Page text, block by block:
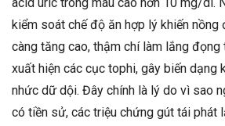
kiểm soát chế độ ăn hợp lý khiến nồng
càng tăng cao, thậm chí làm lắng đọng
xuất hiện các cục tophi, gây biến dạng
nhức dữ dội. Đây chính là lý do vì sao
có tiền sử, các triệu chứng gút tái phát